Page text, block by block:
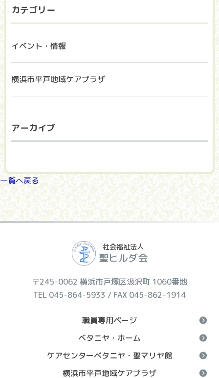
カテゴリー
イベント・情報
横浜市平戸地域ケアプラザ
アーカイブ
一覧へ戻る
社会福祉法人
聖ヒルダ会
〒245-0062 横浜市戸塚区汲沢町 1060番地
TEL 045-864-5933 / FAX 045-862-1914
職員専用ページ
ベタニヤ・ホーム
ケアセンターベタニヤ・聖マリヤ館
横浜市平戸地域ケアプラザ